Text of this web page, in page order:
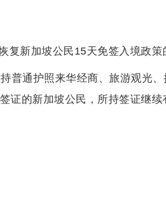
新加坡公民15天免签入境政策
普通护照来华经商、旅游观光
证的新加坡公民，所持签证继续